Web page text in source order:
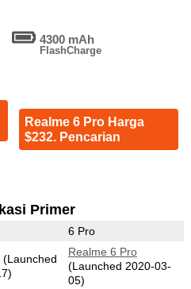
4300 mAh
FlashCharge
Realme 6 Pro Harga
$232. Pencarian
Primer
6 Pro
(Launched
Realme 6 Pro
(Launched 2020-03-
05)